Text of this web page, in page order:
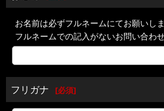
お名前は必ずフルネームにてお願いしま
フルネームでの記入がないお問い合わ
フリガナ [必須]